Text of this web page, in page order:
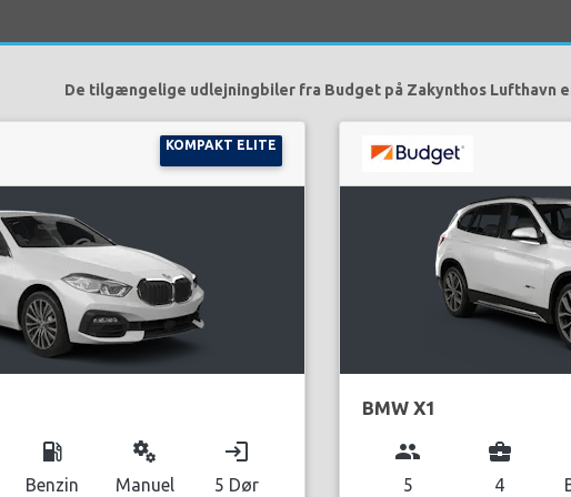
De tilgængelige udlejningbiler fra Budget på Zakynthos Lufthavn
KOMPAKT ELITE
local_gas_station
Benzin
miscellaneous_services
Manuel
login
5 Dør
BMW X1
group
5
business_center
4